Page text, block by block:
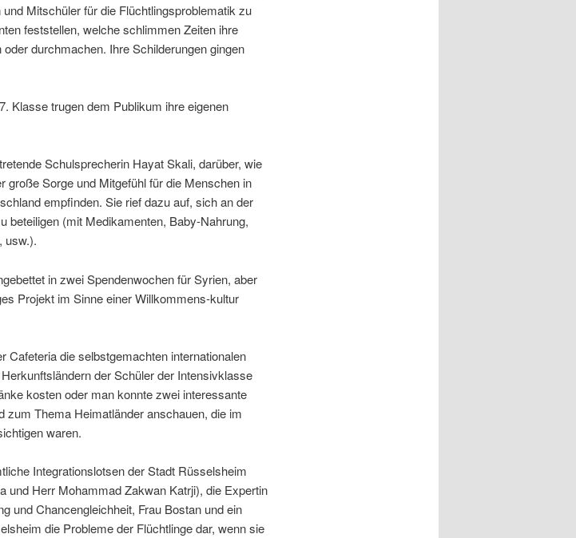
Mitschüler für die Flüchtlingsproblematik zu
feststellen, welche schlimmen Zeiten ihre
durchmachen. Ihre Schilderungen gingen
Klasse trugen dem Publikum ihre eigenen
Schulsprecherin Hayat Skali, darüber, wie
große Sorge und Mitgefühl für die Menschen in
empfinden. Sie rief dazu auf, sich an der
beteiligen (mit Medikamenten, Baby-Nahrung,
usw.).
in zwei Spendenwochen für Syrien, aber
Projekt im Sinne einer Willkommens-kultur
Cafeteria die selbstgemachten internationalen
der Schüler der Intensivklasse
kosten oder man konnte zwei interessante
Thema Heimatländer anschauen, die im
waren.
Integrationslotsen der Stadt Rüsselsheim
und Herr Mohammad Zakwan Katrji), die Expertin
und Chancengleichheit, Frau Bostan und ein
die Probleme der Flüchtlinge dar, wenn sie